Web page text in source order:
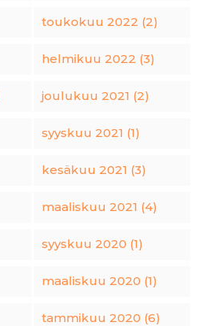
toukokuu 2022 (2)
helmikuu 2022 (3)
joulukuu 2021 (2)
syyskuu 2021 (1)
kesäkuu 2021 (3)
maaliskuu 2021 (4)
syyskuu 2020 (1)
maaliskuu 2020 (1)
tammikuu 2020 (6)